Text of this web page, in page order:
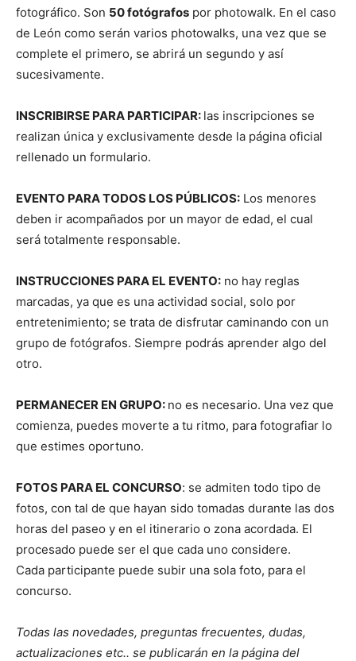
fotográfico. Son 50 fotógrafos por photowalk. En el caso
de León como serán varios photowalks, una vez que se
complete el primero, se abrirá un segundo y así
sucesivamente.
INSCRIBIRSE PARA PARTICIPAR: las inscripciones se
realizan única y exclusivamente desde la página oficial
rellenado un formulario.
EVENTO PARA TODOS LOS PÚBLICOS: Los menores
deben ir acompañados por un mayor de edad, el cual
será totalmente responsable.
INSTRUCCIONES PARA EL EVENTO: no hay reglas
marcadas, ya que es una actividad social, solo por
entretenimiento; se trata de disfrutar caminando con un
grupo de fotógrafos. Siempre podrás aprender algo del
otro.
PERMANECER EN GRUPO: no es necesario. Una vez que
comienza, puedes moverte a tu ritmo, para fotografiar lo
que estimes oportuno.
FOTOS PARA EL CONCURSO: se admiten todo tipo de
fotos, con tal de que hayan sido tomadas durante las dos
horas del paseo y en el itinerario o zona acordada. El
procesado puede ser el que cada uno considere.
Cada participante puede subir una sola foto, para el
concurso.
Todas las novedades, preguntas frecuentes, dudas,
actualizaciones etc.. se publicarán en la página del